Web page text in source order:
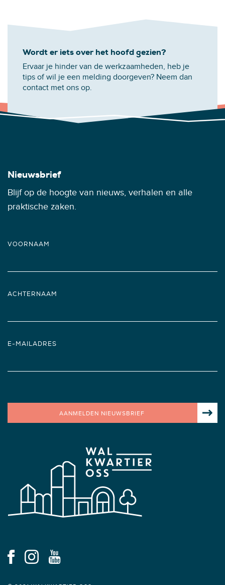
Wordt er iets over het hoofd gezien?
Ervaar je hinder van de werkzaamheden, heb je
tips of wil je een melding doorgeven? Neem dan
contact met ons op.
Nieuwsbrief
Blijf op de hoogte van nieuws, verhalen en alle
praktische zaken.
VOORNAAM
ACHTERNAAM
E-MAILADRES
AANMELDEN NIEUWSBRIEF